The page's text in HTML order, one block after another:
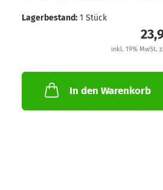
Lagerbestand: 1 Stück
inkl. 19% MwSt.
In den Warenkorb